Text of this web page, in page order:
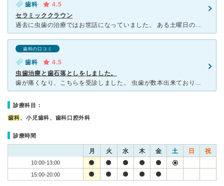
歯科
4.5
セラミッククラウン
過去に虫歯の治療ではお世話になっていました。 ある土曜日の午後、前歯のラミネートベニアが剥がれ、出先でもあったので取り急ぎ別の歯科へ受診し前歯をセラミッククラウンにすることになりました。が、その歯科
歯科の口コミ
歯科
4.5
虫歯治療と歯石落としをしました。
歯が痛くなり、こちらを受診しました。 虫歯が数本出来ており、一回の通院につき1本を治療しました。 麻酔を打つのが上手いのか、全然痛くありませんでした。 歯石除去は粉？を吹き付けるタイプで、塩っ辛
診療科目：
歯科、小児歯科、歯科口腔外科
診療時間
月 火 水 木 金 土 日 祝
10:00-13:00
15:00-20:00